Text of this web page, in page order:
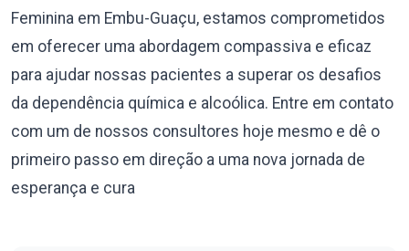
Feminina em Embu-Guaçu, estamos comprometidos
em oferecer uma abordagem compassiva e eficaz
para ajudar nossas pacientes a superar os desafios
da dependência química e alcoólica. Entre em contato
com um de nossos consultores hoje mesmo e dê o
primeiro passo em direção a uma nova jornada de
esperança e cura